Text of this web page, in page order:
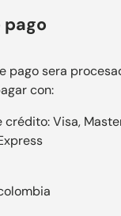
pago
pago sera
con:
crédito: Visa,